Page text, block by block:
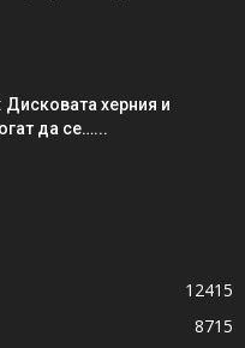
херния и
да се…...
12415
8715